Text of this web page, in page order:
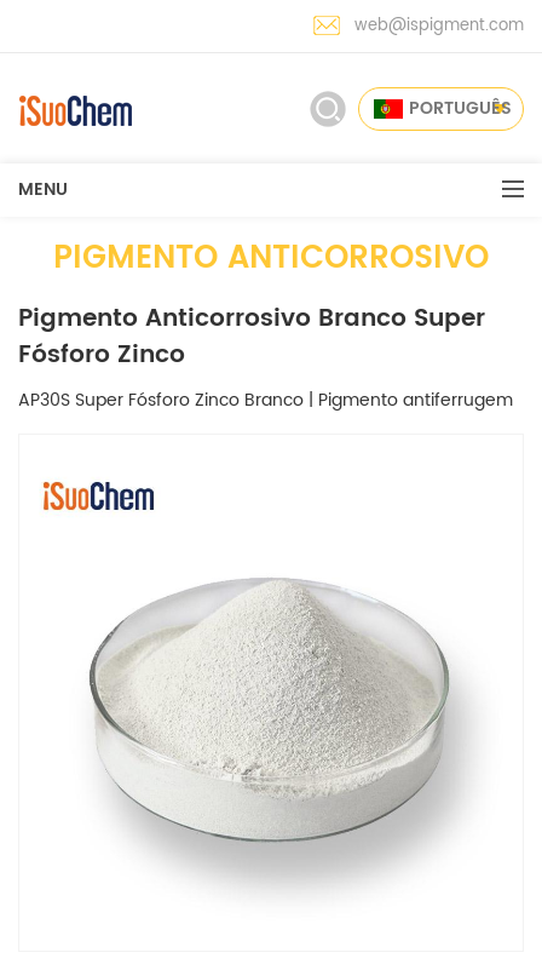
web@ispigment.com
PORTUGUÊS
MENU
PIGMENTO ANTICORROSIVO
Pigmento Anticorrosivo Branco Super
Fósforo Zinco
AP30S Super Fósforo Zinco Branco | Pigmento antiferrugem